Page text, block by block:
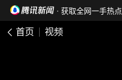
· 获取全网一手热点
首页 视频